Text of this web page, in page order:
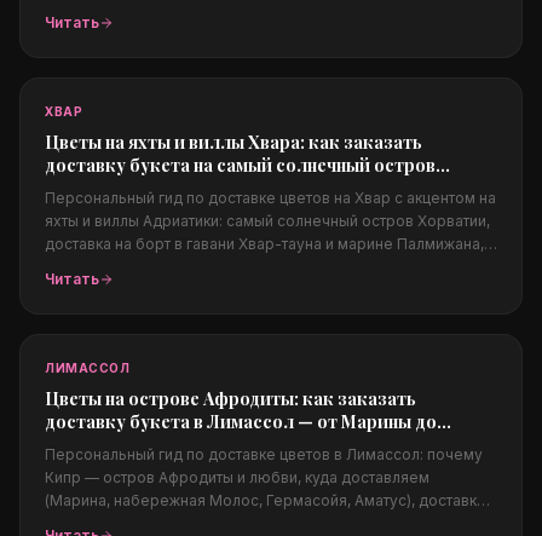
подходят жаркому и ветреному климату, цены в долларах и
Читать
ХВАР
Цветы на яхты и виллы Хвара: как заказать
доставку букета на самый солнечный остров
Адриатики
Персональный гид по доставке цветов на Хвар с акцентом на
яхты и виллы Адриатики: самый солнечный остров Хорватии,
доставка на борт в гавани Хвар-тауна и марине Палмижана,
Адриатике, какие цветы подходят солёному климату, цены в
Читать
ЛИМАССОЛ
Цветы на острове Афродиты: как заказать
доставку букета в Лимассол — от Марины до
набережной Молос
Персональный гид по доставке цветов в Лимассол: почему
Кипр — остров Афродиты и любви, куда доставляем
(Марина, набережная Молос, Гермасойя, Аматус), доставка в